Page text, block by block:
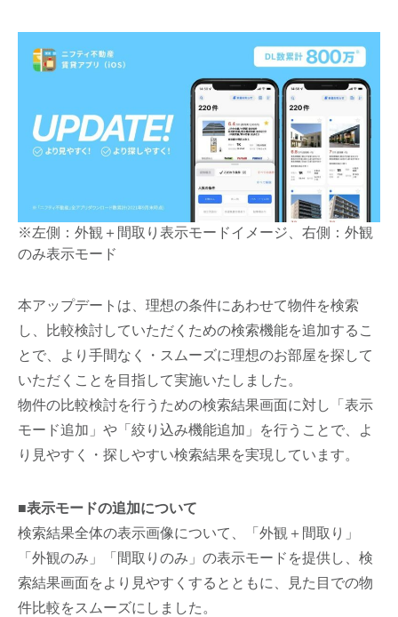
※左側：外観＋間取り表示モードイメージ、右側：外観
のみ表示モード
本アップデートは、理想の条件にあわせて物件を検索
し、比較検討していただくための検索機能を追加するこ
とで、より手間なく・スムーズに理想のお部屋を探して
いただくことを目指して実施いたしました。
物件の比較検討を行うための検索結果画面に対し「表示
モード追加」や「絞り込み機能追加」を行うことで、よ
り見やすく・探しやすい検索結果を実現しています。
■表示モードの追加について
検索結果全体の表示画像について、「外観＋間取り」
「外観のみ」「間取りのみ」の表示モードを提供し、検
索結果画面をより見やすくするとともに、見た目での物
件比較をスムーズにしました。